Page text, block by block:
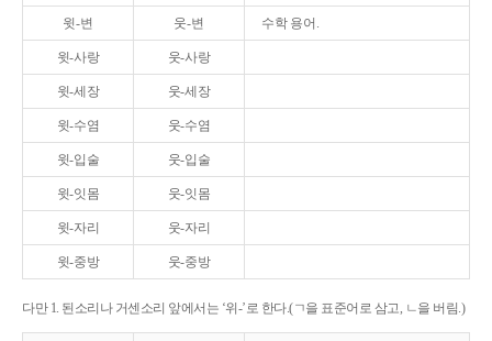
윗-변 웃-변 수학 용어.
윗-사랑 웃-사랑
윗-세장 웃-세장
윗-수염 웃-수염
윗-입술 웃-입술
윗-잇몸 웃-잇몸
윗-자리 웃-자리
윗-중방 웃-중방
다만 1. 된소리나 거센소리 앞에서는 ‘위-’로 한다.(ㄱ을 표준어로 삼고, ㄴ을 버림.)